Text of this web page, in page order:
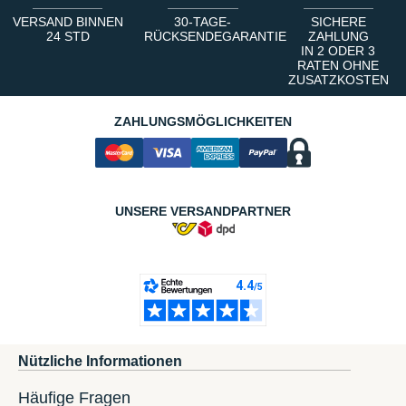
VERSAND BINNEN
24 STD
30-TAGE-
RÜCKSENDEGARANTIE
SICHERE
ZAHLUNG
IN 2 ODER 3
RATEN OHNE
ZUSATZKOSTEN
ZAHLUNGSMÖGLICHKEITEN
UNSERE VERSANDPARTNER
Nützliche Informationen
Häufige Fragen